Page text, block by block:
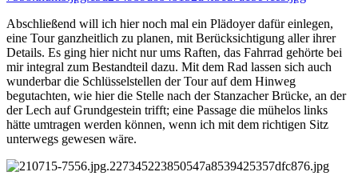
Abschließend will ich hier noch mal ein Plädoyer dafür einlegen,
eine Tour ganzheitlich zu planen, mit Berücksichtigung aller ihrer
Details. Es ging hier nicht nur ums Raften, das Fahrrad gehörte bei
mir integral zum Bestandteil dazu. Mit dem Rad lassen sich auch
wunderbar die Schlüsselstellen der Tour auf dem Hinweg
begutachten, wie hier die Stelle nach der Stanzacher Brücke, an der
der Lech auf Grundgestein trifft; eine Passage die mühelos links
hätte umtragen werden können, wenn ich mit dem richtigen Sitz
unterwegs gewesen wäre.